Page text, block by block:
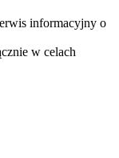
informacyjny o
w celach